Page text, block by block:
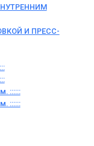
И ПРЕСС-
::::::
::::::